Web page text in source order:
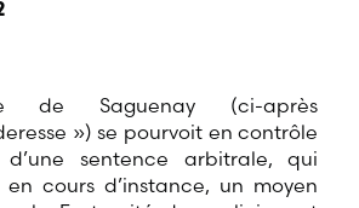
de Saguenay (ci-après
») se pourvoit en contrôle
d’une sentence arbitrale, qui
cours d’instance, un moyen